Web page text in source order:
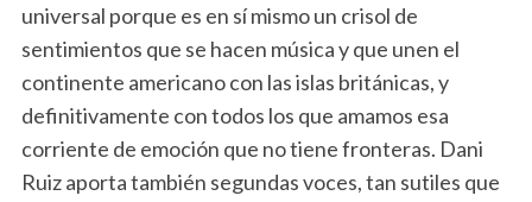
universal porque es en sí mismo un crisol de
sentimientos que se hacen música y que unen el
continente americano con las islas británicas, y
definitivamente con todos los que amamos esa
corriente de emoción que no tiene fronteras. Dani
Ruiz aporta también segundas voces, tan sutiles que